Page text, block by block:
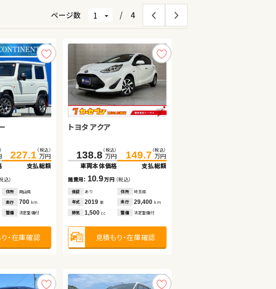
ページ数 / 4
227.1（税込）
万円
支払総額
込）
住所
岡山県
走行 700 km
整備 法定整備付
・在庫確認
トヨタ アクア
138.8 （税込）
万円
車両本体価格
149.7 （税込）
万円
支払総額
諸費用： 10.9万円 （税込）
保証 あり 住所
埼玉県
年式
2019年 走行 29,400 km
排気
1,500cc 整備 法定整備付
見積もり・在庫確認
34.7（税込）
万円
支払総額
込）
住所
岡山県
走行 108,700
整備 法定整備付
・在庫確認
トヨタ アルファード ハイブリ
ッド
459.9 万円
車両本体価格
476.0
支払総額
諸費用：16.1 （税込）
保証 あり 住所
青森県
年式
2022年 走行 109,100km
排気
2,500cc 整備 法定整備付
イア
279.8（税込）
万円
支払総額
（税込）
住所
岡山県
走行 20,500
整備 法定整備付
・在庫確認
スズキ アルト ＨＢ
40.6 （税込）
万円
車両本体価格
49.7 （税込）
万円
支払総額
諸費用： 9.1 万円（税込）
保証 あり 住所
埼玉県
年式
2020年 走行 24,900 km
排気
660cc 整備 法定整備付
見積もり・在庫確認
157.0（税込）
万円
支払総額
込）
住所
大分県
走行 85,000
整備 法定整備付
・在庫確認